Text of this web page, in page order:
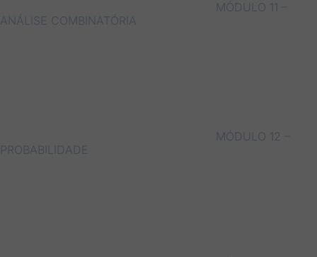
MÓDULO 11 –
ANÁLISE COMBINATÓRIA
MÓDULO 12 –
PROBABILIDADE